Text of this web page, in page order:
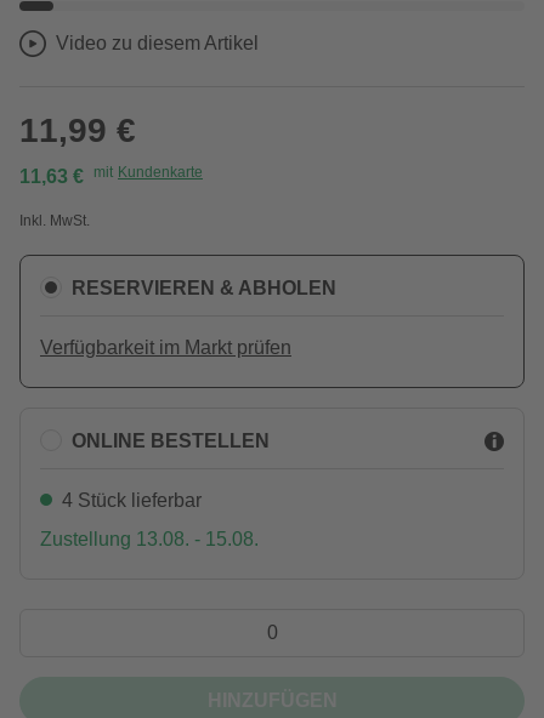
Video zu diesem Artikel
11,99 €
11,63 € mit Kundenkarte
Inkl. MwSt.
RESERVIEREN & ABHOLEN
Verfügbarkeit im Markt prüfen
ONLINE BESTELLEN
4 Stück lieferbar
Zustellung 13.08. - 15.08.